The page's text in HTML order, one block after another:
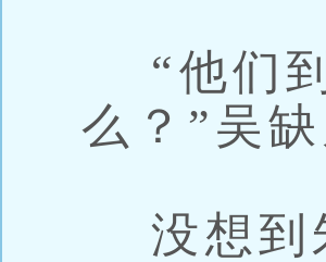
“他们到
么？”吴
没想到